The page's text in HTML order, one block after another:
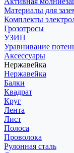
Материалы для
Комплекты
Грозотросы
УЗИП
Уравнивание
Аксессуары
Нержавейка
Нержавейка
Балки
Квадрат
Круг
Лента
Лист
Полоса
Проволока
Рулонная сталь